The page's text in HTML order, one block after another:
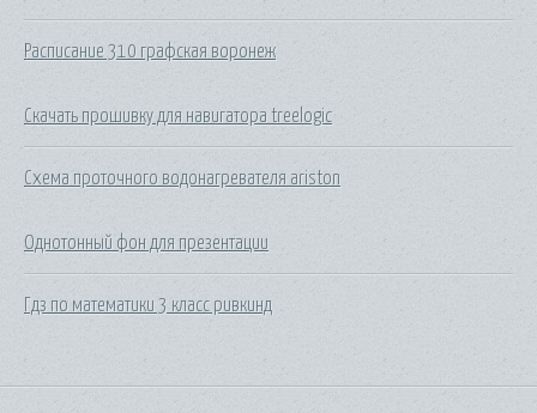
Расписание 310 графская воронеж
Скачать прошивку для навигатора treelogic
Схема проточного водонагревателя ariston
Однотонный фон для презентации
Гдз по математики 3 класс ривкинд